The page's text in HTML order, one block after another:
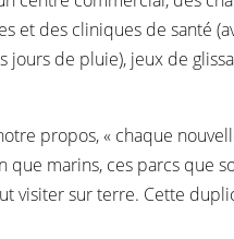
des cliniques de santé
de pluie), jeux de
propos, « chaque
marins, ces parcs que
visiter sur terre. Cette